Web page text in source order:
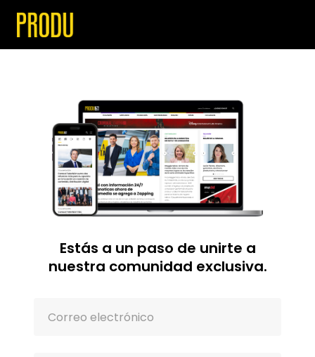
Estás a un paso de unirte a
nuestra comunidad exclusiva.